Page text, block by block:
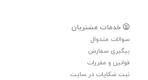
خدمات مشتریان
سوالات متدوال
پیگیری سفارش
قوانین و مقررات
ثبت شکایات در سایت